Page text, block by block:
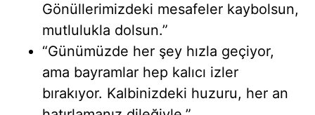
Gönüllerimizdeki mesafeler kaybolsun,
mutlulukla dolsun.”
“Günümüzde her şey hızla geçiyor,
ama bayramlar hep kalıcı izler
bırakıyor. Kalbinizdeki huzuru, her an